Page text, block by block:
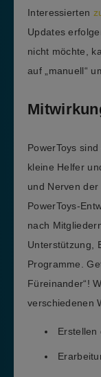
Interessierten
Updates
nicht möchte,
auf „manuell“
PowerToys
kleine Helfer
und Nerven
PowerToys-
nach
Unterstützung,
Programme.
Füreinander“!
verschiedenen
Erstellen